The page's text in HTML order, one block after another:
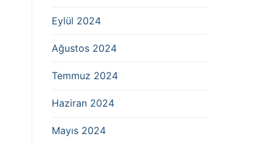
Eylül 2024
Ağustos 2024
Temmuz 2024
Haziran 2024
Mayıs 2024